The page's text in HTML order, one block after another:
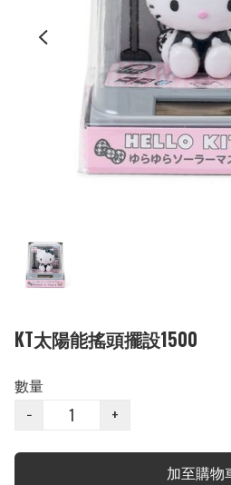
KT太陽能搖頭擺設1500
數量
−
+
加至購物